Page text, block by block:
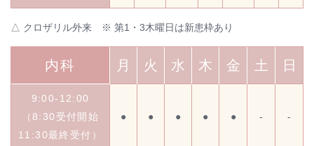
△ クロザリル外来 ※ 第1・3木曜日は新患枠あり
内科 月 火 水 木 金 土 日
9:00-12:00
（8:30受付開始
11:30最終受付）
● ● ● ● ● - -